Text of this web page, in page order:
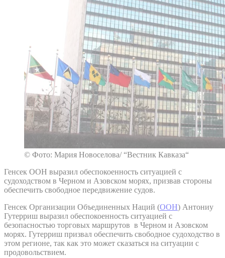
© Фото: Мария Новоселова/ “Вестник Кавказа“
Генсек ООН выразил обеспокоенность ситуацией с
судоходством в Черном и Азовском морях, призвав стороны
обеспечить свободное передвижение судов.
Генсек Организации Объединенных Наций (ООН) Антониу
Гутерриш выразил обеспокоенность ситуацией с
безопасностью торговых маршрутов в Черном и Азовском
морях. Гутерриш призвал обеспечить свободное судоходство в
этом регионе, так как это может сказаться на ситуации с
продовольствием.